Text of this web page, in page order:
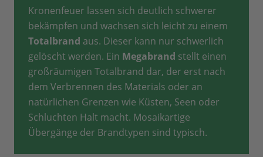
Kronenfeuer lassen sich deutlich schwerer
bekämpfen und wachsen sich leicht zu einem
Totalbrand aus. Dieser kann nur schwerlich
gelöscht werden. Ein Megabrand stellt einen
großräumigen Totalbrand dar, der erst nach
dem Verbrennen des Materials oder an
natürlichen Grenzen wie Küsten, Seen oder
Schluchten Halt macht. Mosaikartige
Übergänge der Brandtypen sind typisch.